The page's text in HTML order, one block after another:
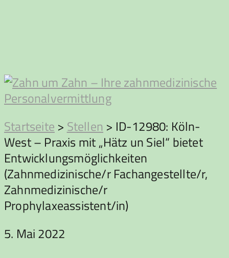
Zahn
um
Zahn
Startseite > Stellen > ID-12980: Köln-
West – Praxis mit „Hätz un Siel“ bietet
Entwicklungsmöglichkeiten
(Zahnmedizinische/r Fachangestellte/r,
Zahnmedizinische/r
Prophylaxeassistent/in)
5. Mai 2022